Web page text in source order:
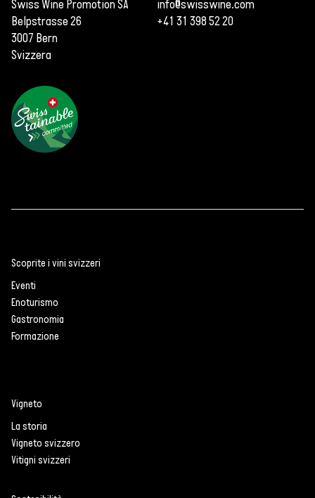
Swiss Wine Promotion SA
Belpstrasse 26
3007 Bern
Svizzera
info@swisswine.com
+41 31 398 52 20
Scoprite i vini svizzeri
Eventi
Enoturismo
Gastronomia
Formazione
Vigneto
La storia
Vigneto svizzero
Vitigni svizzeri